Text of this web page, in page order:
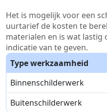
Het is mogelijk voor een
uurtarief de kosten te
materialen en is wat lastig
indicatie van te geven.
Type werkzaamheid
Binnenschilderwerk
Buitenschilderwerk